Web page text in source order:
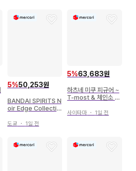
5%50,253원
BANDAI SPIRITS N
oir Edge Collectio
[체인소 맨 레제 편] 체
도쿄 ・ 1일 전
5%63,683원
하츠네 미쿠 피규어 ~
T-most & 체인소 맨
사이타마 ・ 1일 전